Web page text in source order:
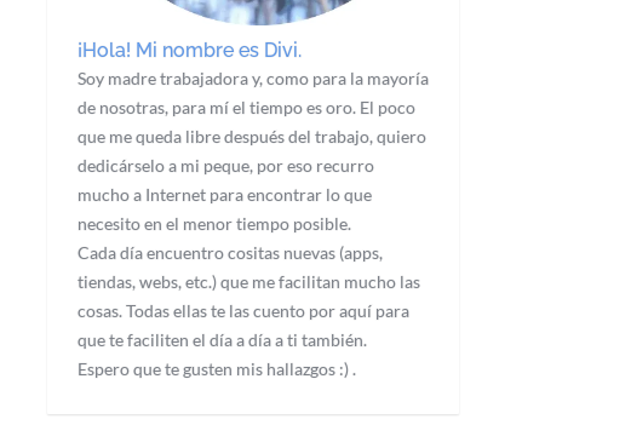
¡Hola! Mi nombre es Divi.
Soy madre trabajadora y, como para la mayoría
de nosotras, para mí el tiempo es oro. El poco
que me queda libre después del trabajo, quiero
dedicárselo a mi peque, por eso recurro
mucho a Internet para encontrar lo que
necesito en el menor tiempo posible.
Cada día encuentro cositas nuevas (apps,
tiendas, webs, etc.) que me facilitan mucho las
cosas. Todas ellas te las cuento por aquí para
que te faciliten el día a día a ti también.
Espero que te gusten mis hallazgos :) .